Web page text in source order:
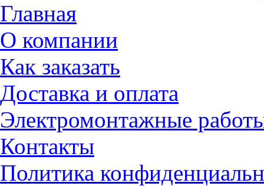
Главная
О компании
Как заказать
Доставка и оплата
Электромонтажные
Контакты
Политика